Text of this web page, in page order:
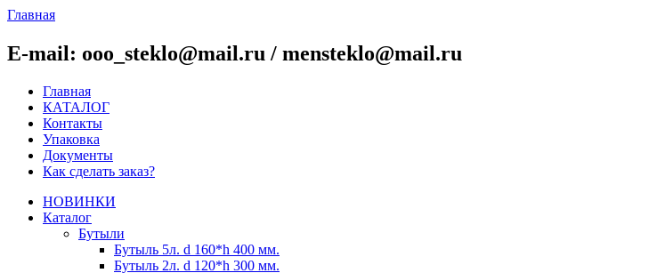
Главная
E-mail: ooo_steklo@mail.ru / mensteklo@mail.ru
Главная
КАТАЛОГ
Контакты
Упаковка
Документы
Как сделать заказ?
НОВИНКИ
Каталог
Бутыли
Бутыль 5л. d 160*h 400 мм.
Бутыль 2л. d 120*h 300 мм.